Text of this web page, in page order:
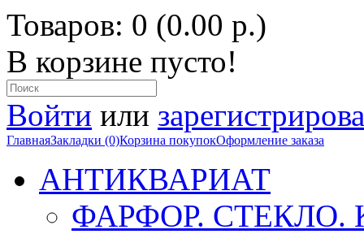
Товаров: 0 (0.00 р.)
В корзине пусто!
Войти или
ГлавнаяЗакладки (0)Корзина покупокОформление заказа
АНТИКВАРИАТ
ФАРФОР.